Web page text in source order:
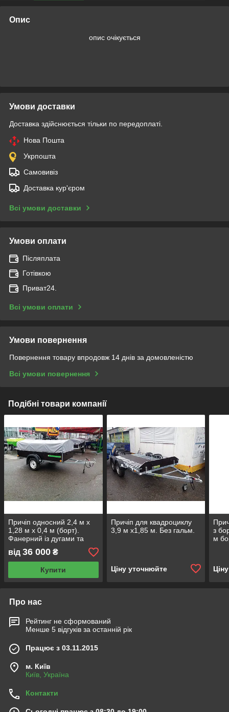
Опис
опис очікується
Умови доставки
Доставка здійснюється тільки по передоплаті.
Нова Пошта
Укрпошта
Самовивіз
Доставка кур'єром
Всі умови доставки
Умови оплати
Післяплата
Готівкою
Приват24.
Всі умови оплати
Умови повернення
Повернення товару впродовж 14 днів за домовленістю
Всі умови повернення
Подібні товари компанії
Причіп односний 2,4 м х
1,28 м х 0,4 м (борт).
Фанерний із дугами та
тентом 0,35 м заввишки.
від 36 000 ₴
Купити
Причіп для квадроциклу
3,9 м х1,85 м. Без гальм.
Ціну уточнюйте
з
м
Про нас
Рейтинг не сформований
Менше 5 відгуків за останній рік
Працює з 03.11.2015
м. Київ
Київ, Україна
Контакти